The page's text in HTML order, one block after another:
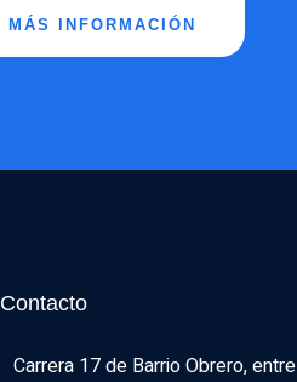
MÁS INFORMACIÓN
Contacto
Carrera 17 de Barrio Obrero, entre